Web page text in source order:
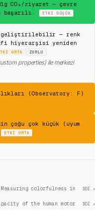
CO₂/ziyaret — çevre
başarılı.
ETKI DÜŞÜK
geliştirilebilir — renk
hiyerarşisi yeniden
ORTA ZORLU
properties) ile merkezi
(Observatory: F)
çoğu çok küçük (uyum
ETKI ORTA
colorfulness in
DOI ↗
of the human motor
DOI ↗